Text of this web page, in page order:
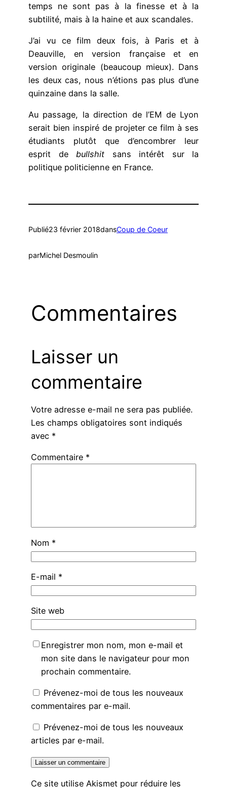
temps ne sont pas à la finesse et à la
subtilité, mais à la haine et aux scandales.
J’ai vu ce film deux fois, à Paris et à
Deauville, en version française et en
version originale (beaucoup mieux). Dans
les deux cas, nous n’étions pas plus d’une
quinzaine dans la salle.
Au passage, la direction de l’EM de Lyon
serait bien inspiré de projeter ce film à ses
étudiants plutôt que d’encombrer leur
esprit de bullshit sans intérêt sur la
politique politicienne en France.
Publié23 février 2018dansCoup de Coeur
parMichel Desmoulin
Commentaires
Laisser un
commentaire
Votre adresse e-mail ne sera pas publiée.
Les champs obligatoires sont indiqués
avec *
Commentaire *
Nom *
E-mail *
Site web
Enregistrer mon nom, mon e-mail et
mon site dans le navigateur pour mon
prochain commentaire.
Prévenez-moi de tous les nouveaux
commentaires par e-mail.
Prévenez-moi de tous les nouveaux
articles par e-mail.
Ce site utilise Akismet pour réduire les